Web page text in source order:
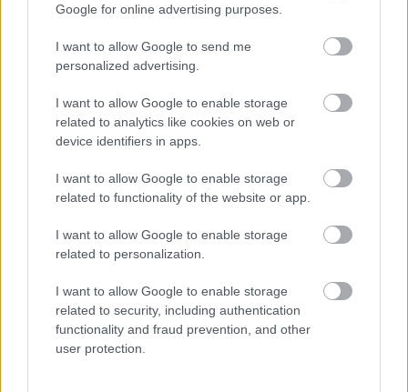
Google for online advertising purposes.
I want to allow Google to send me
personalized advertising.
I want to allow Google to enable storage
related to analytics like cookies on web or
device identifiers in apps.
I want to allow Google to enable storage
related to functionality of the website or app.
I want to allow Google to enable storage
related to personalization.
I want to allow Google to enable storage
related to security, including authentication
functionality and fraud prevention, and other
user protection.
AZ EMBERSÉG ÜNNEPE
https://kulturpart.hu/api/trackback/id/7904560
Kommentek:
minősülnek, értük a szolgáltatás technikaiüzemeltetője semmilyen felelősséget
nem vállal, azokat nem ellenőrzi. Kifogás esetén forduljon a blog szerkesztőjéhez.
Részletek a Felhasználási feltételekbenés azadatvédelmi tájékoztatóban